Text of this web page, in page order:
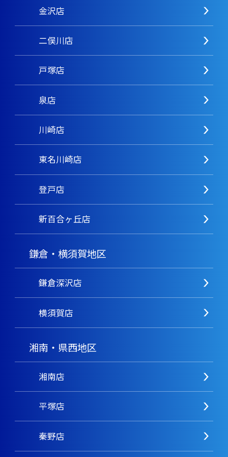
金沢店
二俣川店
戸塚店
泉店
川崎店
東名川崎店
登戸店
新百合ヶ丘店
鎌倉・横須賀地区
鎌倉深沢店
横須賀店
湘南・県西地区
湘南店
平塚店
秦野店